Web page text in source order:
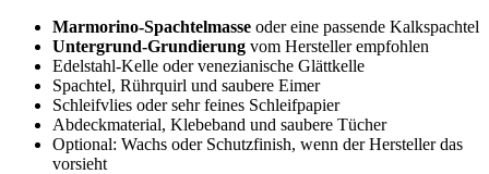
Marmorino-Spachtelmasse oder eine passende Kalkspachtel
Untergrund-Grundierung vom Hersteller empfohlen
Edelstahl-Kelle oder venezianische Glättkelle
Spachtel, Rührquirl und saubere Eimer
Schleifvlies oder sehr feines Schleifpapier
Abdeckmaterial, Klebeband und saubere Tücher
Optional: Wachs oder Schutzfinish, wenn der Hersteller das
vorsieht